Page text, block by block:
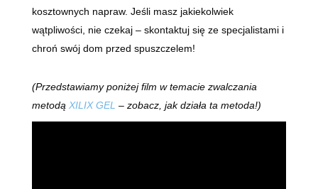
kosztownych napraw. Jeśli masz jakiekolwiek
wątpliwości, nie czekaj – skontaktuj się ze specjalistami i
chroń swój dom przed spuszczelem!
(Przedstawiamy poniżej film w temacie zwalczania
metodą XILIX GEL – zobacz, jak działa ta metoda!)